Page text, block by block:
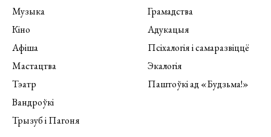
Музыка
Кіно
Афіша
Мастацтва
Тэатр
Вандроўкі
Трызуб і Пагоня
Грамадства
Адукацыя
Псіхалогія і самаразвіццё
Экалогія
Паштоўкі ад «Будзьма!»